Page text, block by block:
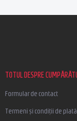
TOTUL DESPRE
Formular de contact
Termeni și condiții de plată